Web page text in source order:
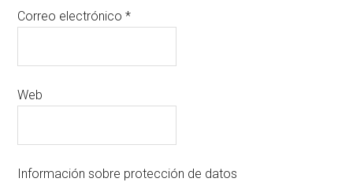
Correo electrónico*
Web
Información sobre protección de datos